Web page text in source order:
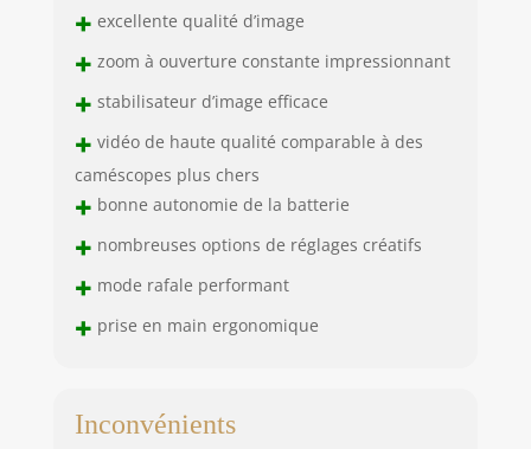
+ excellente qualité d’image
+ zoom à ouverture constante impressionnant
+ stabilisateur d’image efficace
+ vidéo de haute qualité comparable à des
caméscopes plus chers
+ bonne autonomie de la batterie
+ nombreuses options de réglages créatifs
+ mode rafale performant
+ prise en main ergonomique
Inconvénients